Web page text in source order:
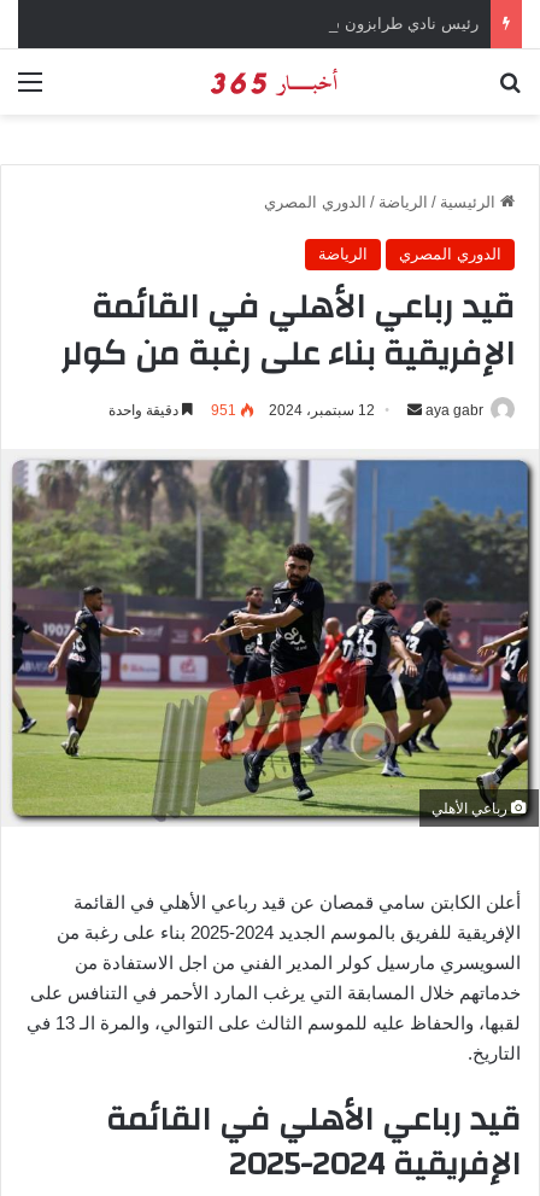
الرئيسية / الرياضة / الدوري المصري
الدوري المصري الرياضة
قيد رباعي الأهلي في القائمة
الإفريقية بناء على رغبة من كولر
aya gabr
ب
ر
ي
د
ا
إ
ل
ك
ت
ر
و
ا
12 سبتمبر، 2024 951 دقيقة واحدة
رباعي الأهلي
أعلن الكابتن سامي قمصان عن قيد رباعي الأهلي في القائمة
الإفريقية للفريق بالموسم الجديد 2024-2025 بناء على رغبة من
السويسري مارسيل كولر المدير الفني من اجل الاستفادة من
خدماتهم خلال المسابقة التي يرغب المارد الأحمر في التنافس على
لقبها، والحفاظ عليه للموسم الثالث على التوالي، والمرة الـ 13 في
التاريخ.
قيد رباعي الأهلي في القائمة
الإفريقية 2024-2025